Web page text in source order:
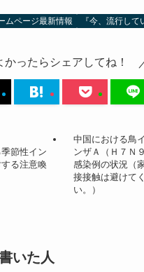
ムページ最新情報 『今、流行して
かったらシェアしてね！
節性イン
る注意喚
中国における鳥
ンザＡ（Ｈ７Ｎ
感染例の状況（
接接触は避けて
い。）
いた人